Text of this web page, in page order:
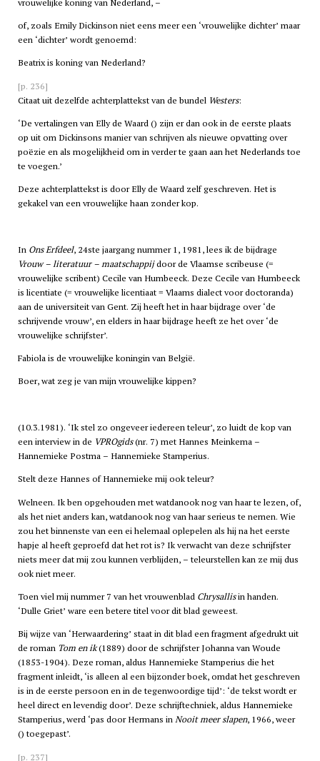
of, zoals Emily Dickinson niet eens meer een ‘vrouwelijke dichter’ maar
een ‘dichter’ wordt genoemd:
Beatrix is koning van Nederland?
[p. 236]
Citaat uit dezelfde achterplattekst van de bundel Westers:
‘De vertalingen van Elly de Waard () zijn er dan ook in de eerste plaats
op uit om Dickinsons manier van schrijven als nieuwe opvatting over
poëzie en als mogelijkheid om in verder te gaan aan het Nederlands toe
te voegen.’
Deze achterplattekst is door Elly de Waard zelf geschreven. Het is
gekakel van een vrouwelijke haan zonder kop.
In Ons Erfdeel, 24ste jaargang nummer 1, 1981, lees ik de bijdrage
Vrouw – literatuur – maatschappijdoor de Vlaamse scribeuse (=
vrouwelijke scribent) Cecile van Humbeeck. Deze Cecile van Humbeeck
is licentiate (= vrouwelijke licentiaat = Vlaams dialect voor doctoranda)
aan de universiteit van Gent. Zij heeft het in haar bijdrage over ‘de
schrijvende vrouw’, en elders in haar bijdrage heeft ze het over ‘de
vrouwelijke schrijfster’.
Fabiola is de vrouwelijke koningin van België.
Boer, wat zeg je van mijn vrouwelijke kippen?
(10.3.1981). ‘Ik stel zo ongeveer iedereen teleur’, zo luidt de kop van
een interview in de VPROgids(nr. 7) met Hannes Meinkema –
Hannemieke Postma – Hannemieke Stamperius.
Stelt deze Hannes of Hannemieke mij ook teleur?
Welneen. Ik ben opgehouden met watdanook nog van haar te lezen, of,
als het niet anders kan, watdanook nog van haar serieus te nemen. Wie
zou het binnenste van een ei helemaal oplepelen als hij na het eerste
hapje al heeft geproefd dat het rot is? Ik verwacht van deze schrijfster
niets meer dat mij zou kunnen verblijden, – teleurstellen kan ze mij dus
ook niet meer.
Toen viel mij nummer 7 van het vrouwenblad Chrysallisin handen.
‘Dulle Griet’ ware een betere titel voor dit blad geweest.
Bij wijze van ‘Herwaardering’ staat in dit blad een fragment afgedrukt uit
de roman Tom en ik(1889) door de schrijfster Johanna van Woude
(1853-1904). Deze roman, aldus Hannemieke Stamperius die het
fragment inleidt, ‘is alleen al een bijzonder boek, omdat het geschreven
is in de eerste persoon en in de tegenwoordige tijd’: ‘de tekst wordt er
heel direct en levendig door’. Deze schrijftechniek, aldus Hannemieke
Stamperius, werd ‘pas door Hermans inNooit meer slapen, 1966, weer
() toegepast’.
[p. 237]